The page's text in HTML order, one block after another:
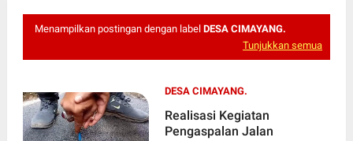
Menampilkan postingan dengan label DESA CIMAYANG.
Tunjukkan semua
DESA CIMAYANG.
Realisasi Kegiatan
Pengaspalan Jalan